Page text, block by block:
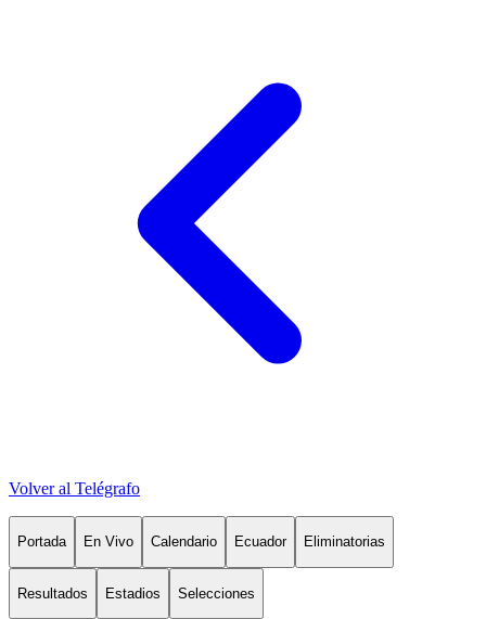
Volver al Telégrafo
Portada En Vivo Calendario Ecuador Eliminatorias
Resultados Estadios Selecciones